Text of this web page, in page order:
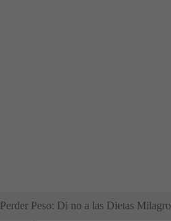
Perder Peso: Di no a las Dietas Milagro